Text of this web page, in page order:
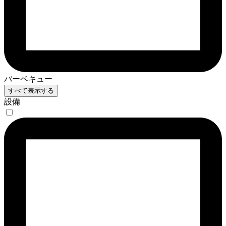
バーベキュー
すべて表示する
設備